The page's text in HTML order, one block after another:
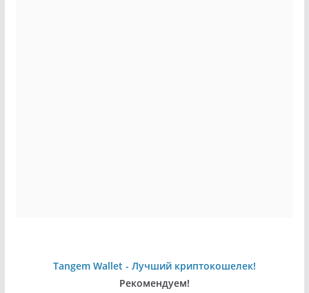
Tangem Wallet - Лучший криптокошелек!
Рекомендуем!